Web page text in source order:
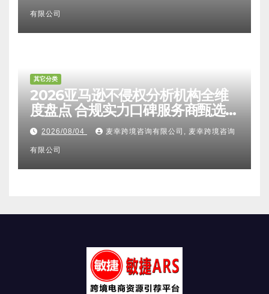
有限公司
其它分类
2026亚马逊不侵权分析机构全维
度盘点 合规实力口碑服务商甄选
附跨境卖家避坑FAQ全指南
2026/08/04 麦幸跨境咨询有限公司, 麦幸跨境咨询
有限公司